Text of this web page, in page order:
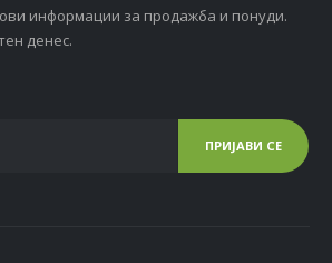
информации за продажба и понуди.
денес.